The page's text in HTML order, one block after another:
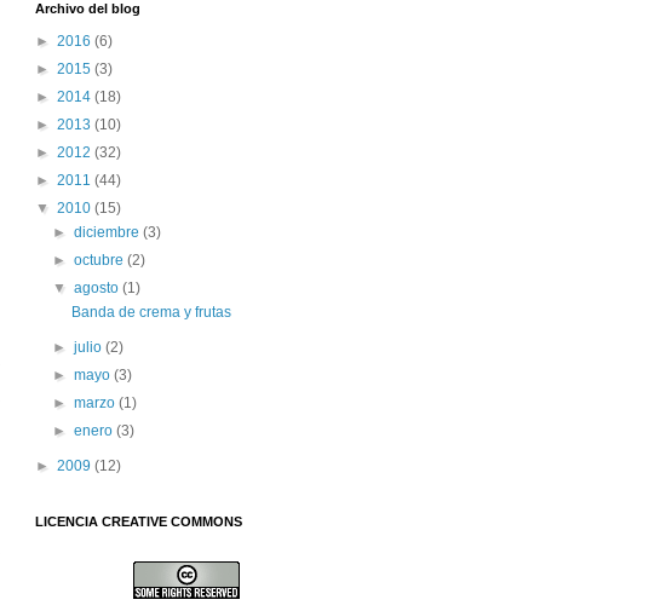
Archivo del blog
► 2016 (6)
► 2015 (3)
► 2014 (18)
► 2013 (10)
► 2012 (32)
► 2011 (44)
▼ 2010 (15)
►diciembre(3)
►octubre(2)
▼agosto(1)
Banda de crema y frutas
►julio(2)
►mayo(3)
►marzo(1)
►enero(3)
► 2009 (12)
LICENCIA CREATIVE COMMONS